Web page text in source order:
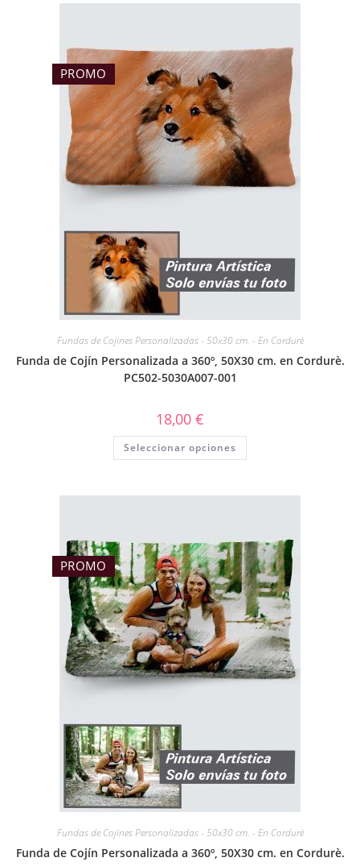
PROMO
Fundas de Cojines Personalizadas - 50x30 cm. - En Cordurè
Funda de Cojín Personalizada a 360º, 50X30 cm. en Cordurè.
PC502-5030A007-001
18,00 €
Seleccionar opciones
PROMO
Fundas de Cojines Personalizadas - 50x30 cm. - En Cordurè
Funda de Cojín Personalizada a 360º, 50X30 cm. en Cordurè.